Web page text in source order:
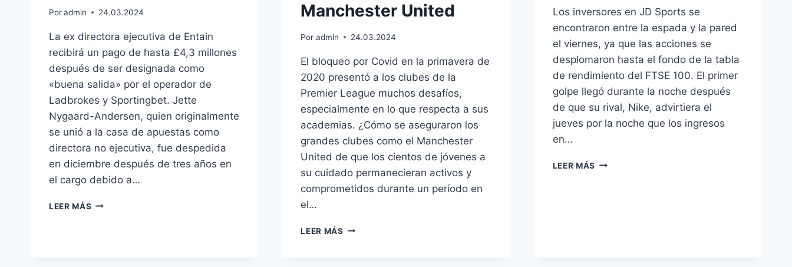
Poradmin 24.03.2024
La ex directora ejecutiva de Entain
recibirá un pago de hasta £4,3 millones
después de ser designada como
«buena salida» por el operador de
Ladbrokes y Sportingbet. Jette
Nygaard-Andersen, quien originalmente
se unió a la casa de apuestas como
directora no ejecutiva, fue despedida
en diciembre después de tres años en
el cargo debido a…
LEER MÁS EL
Manchester United
Por admin 24.03.2024
El bloqueo por Covid en la primavera de
2020 presentó a los clubes de la
Premier League muchos desafíos,
especialmente en lo que respecta a sus
academias. ¿Cómo se aseguraron los
grandes clubes como el Manchester
United de que los cientos de jóvenes a
su cuidado permanecieran activos y
comprometidos durante un período en
el…
LEER MÁS KOBBIE
Los inversores en JD Sports se
encontraron entre la espada y la pared
el viernes, ya que las acciones se
desplomaron hasta el fondo de la tabla
de rendimiento del FTSE 100. El primer
golpe llegó durante la noche después
de que su rival, Nike, advirtiera el
jueves por la noche que los ingresos
en…
LEER MÁS JD